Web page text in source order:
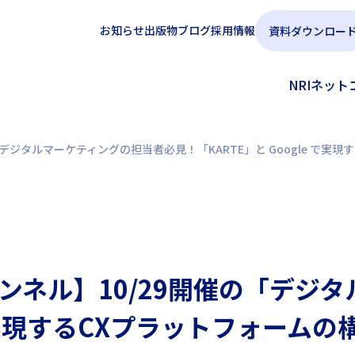
NRIネット
お知らせ出版物ブログ採用情報 資料ダウンロー
タルマーケティングの担当者必見！「KARTE」と Google で実現
ネル】10/29開催の「デジタ
するCXプラットフォームの